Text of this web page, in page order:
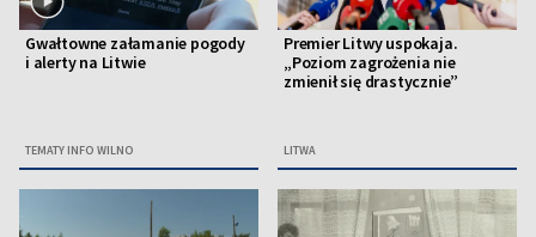
Gwałtowne załamanie pogody
i alerty na Litwie
TEMATY INFO WILNO
Premier Litwy uspokaja.
„Poziom zagrożenia nie
zmienił się drastycznie”
LITWA